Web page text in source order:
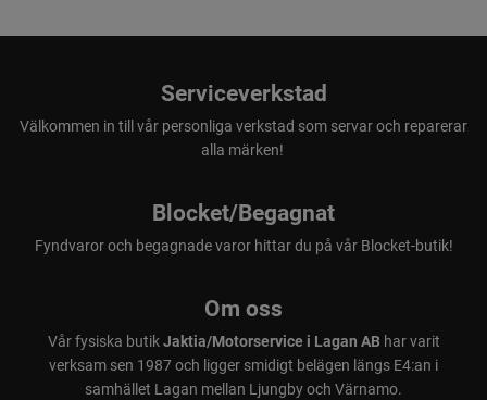
Serviceverkstad
Välkommen in till vår personliga verkstad som servar och reparerar
alla märken!
Blocket/Begagnat
Fyndvaror och begagnade varor hittar du på vår Blocket-butik!
Om oss
Vår fysiska butikJaktia/Motorservice i Lagan ABhar varit
verksam sen 1987 och ligger smidigt belägen längs E4:an i
samhället Lagan mellan Ljungby och Värnamo.